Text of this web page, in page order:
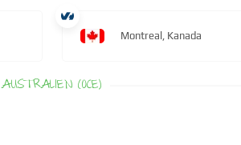
Montreal, Kanada
AUSTRALIEN (OCE)